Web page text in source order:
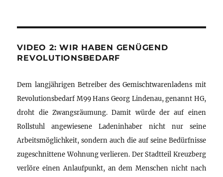
VIDEO 2: WIR HABEN GENÜGEND
REVOLUTIONSBEDARF
Dem langjährigen Betreiber des Gemischtwarenladens mit
Revolutionsbedarf M99 Hans Georg Lindenau, genannt HG,
droht die Zwangsräumung. Damit würde der auf einen
Rollstuhl angewiesene Ladeninhaber nicht nur seine
Arbeitsmöglichkeit, sondern auch die auf seine Bedürfnisse
zugeschnittene Wohnung verlieren. Der Stadtteil Kreuzberg
verlöre einen Anlaufpunkt, an dem Menschen nicht nach